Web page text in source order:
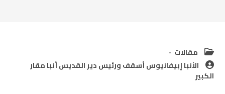
Post
category:
مقالات
Post
author:
الأنبا إبيفانيوس أسقف ورئيس دير القديس أنبا مقار
الكبير